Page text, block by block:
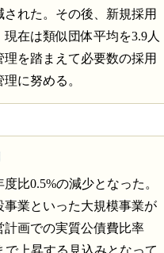
された。その後、新規採用
在は類似団体平均を3.9人
を踏まえて必要数の採用
に努める。
比0.5%の減少となった。
事業といった大規模事業が
画での実質公債費比率
で上昇する見込みとなって